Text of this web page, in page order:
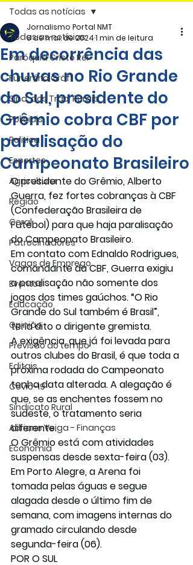
Todas as notícias
Paróquia Cristo Rei
Funerária Gräff
Sind. dos Trab. Rurais
Policiais
Politica
Esportes
Agricultura
Região
Geral
Patrocinadores
Vagas de Emprego
Eventos
Educação
Opinião
Previsão do tempo
Editais
Covic-19
Sindicato Rural
Adriane Veiga - Finanças
Economia
Todas as notícias
Em decorrência das
chuvas no Rio Grande
do Sul, presidente do
Grêmio cobra CBF por
paralisação do
Campeonato Brasileiro
Jornalismo Portal NMT
8 de mai. de 20241 min de leitura
O presidente do Grêmio, Alberto
Guerra, fez fortes cobranças à CBF
(Confederação Brasileira de
Futebol) para que haja paralisação
do Campeonato Brasileiro.
Em contato com Ednaldo Rodrigues,
comandante da CBF, Guerra exigiu
a paralisação não somente dos
jogos dos times gaúchos. “O Rio
Grande do Sul também é Brasil”,
teria dito o dirigente gremista.
A exigência, que já foi levada para
outros clubes do Brasil, é que toda a
próxima rodada do Campeonato
tenha data alterada. A alegação é
que, se as enchentes fossem no
sudeste, o tratamento seria
diferente.
O Grêmio está com atividades
suspensas desde sexta-feira (03).
Em Porto Alegre, a Arena foi
tomada pelas águas e segue
alagada desde o último fim de
semana, com imagens internas do
gramado circulando desde
segunda-feira (06).
POR O SUL